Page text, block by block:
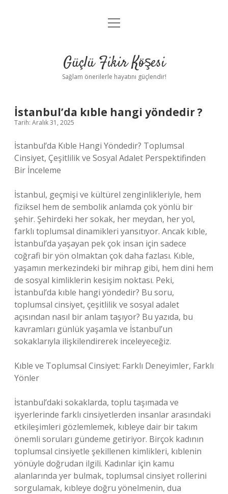
Anasayfa
Yasal Uyarı
menüyü
Güçlü Fikir Köşesi
Sağlam önerilerle hayatını güçlendir!
İstanbul’da kıble hangi yöndedir ?
Tarih: Aralık 31, 2025
İstanbul’da Kıble Hangi Yöndedir? Toplumsal
Cinsiyet, Çeşitlilik ve Sosyal Adalet Perspektifinden
Bir İnceleme
İstanbul, geçmişi ve kültürel zenginlikleriyle, hem
fiziksel hem de sembolik anlamda çok yönlü bir
şehir. Şehirdeki her sokak, her meydan, her yol,
farklı toplumsal dinamikleri yansıtıyor. Ancak kıble,
İstanbul’da yaşayan pek çok insan için sadece
coğrafi bir yön olmaktan çok daha fazlası. Kıble,
yaşamın merkezindeki bir mihrap gibi, hem dini hem
de sosyal kimliklerin kesişim noktası. Peki,
İstanbul’da kıble hangi yöndedir? Bu soru,
toplumsal cinsiyet, çeşitlilik ve sosyal adalet
açısından nasıl bir anlam taşıyor? Bu yazıda, bu
kavramları günlük yaşamla ve İstanbul’un
sokaklarıyla ilişkilendirerek inceleyeceğiz.
Kıble ve Toplumsal Cinsiyet: Farklı Deneyimler, Farklı
Yönler
İstanbul’daki sokaklarda, toplu taşımada ve
işyerlerinde farklı cinsiyetlerden insanlar arasındaki
etkileşimleri gözlemlemek, kıbleye dair bir takım
önemli soruları gündeme getiriyor. Birçok kadının
toplumsal cinsiyetle şekillenen kimlikleri, kıblenin
yönüyle doğrudan ilgili. Kadınlar için kamu
alanlarında yer bulmak, toplumsal cinsiyet rollerini
sorgulamak, kıbleye doğru yönelmenin, dua